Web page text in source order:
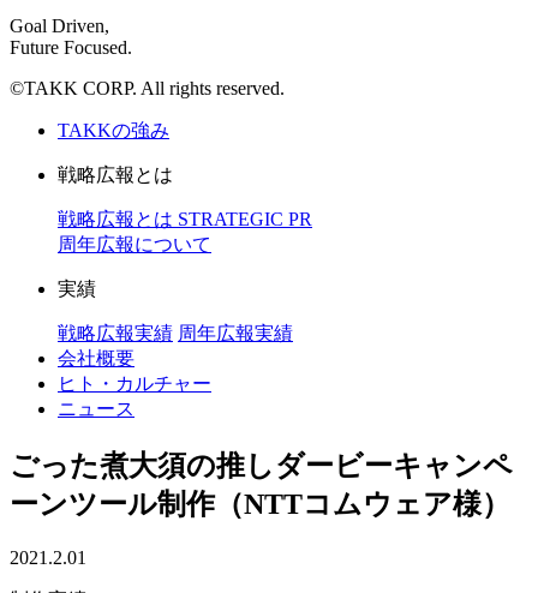
Goal Driven,
Future Focused.
©TAKK CORP. All rights reserved.
TAKKの強み
戦略広報とは
戦略広報とは STRATEGIC PR
周年広報について
実績
戦略広報実績 周年広報実績
会社概要
ヒト・カルチャー
ニュース
ごった煮大須の推しダービーキャンペ
ーンツール制作（NTTコムウェア様）
2021.2.01